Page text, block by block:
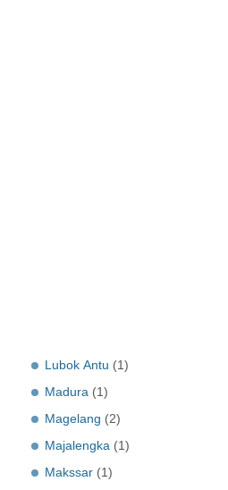
Lubok Antu (1)
Madura (1)
Magelang (2)
Majalengka (1)
Makssar (1)